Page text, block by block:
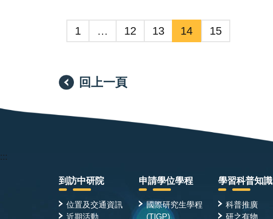
1 … 12 13 14 15
回上一頁
:::
到訪中研院
位置及交通資訊
近期活動
申請學位學程
國際研究生學程
(TIGP)
學習科普知識
科普推廣
研之有物